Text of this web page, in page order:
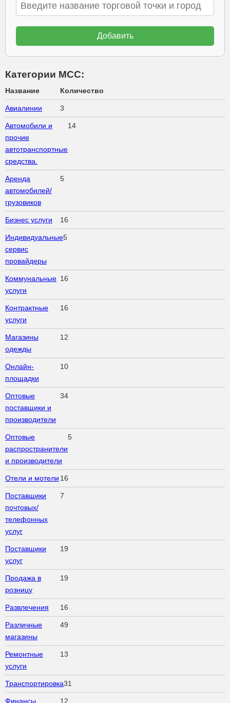
Категории МСС:
Название Количество
Авиалинии 3
Автомобили и
прочие
автотранспортные
средства.
14
Аренда
автомобилей/
грузовиков
5
Бизнес услуги 16
Индивидуальные
сервис
провайдеры
5
Коммунальные
услуги
16
Контрактные
услуги
16
Магазины
одежды
12
Онлайн-
площадки
10
Оптовые
поставщики и
производители
34
Оптовые
распространители
и производители
5
Отели и мотели 16
Поставщики
почтовых/
телефонных
услуг
7
Поставщики
услуг
19
Продажа в
розницу
19
Развлечения 16
Различные
магазины
49
Ремонтные
услуги
13
Транспортировка31
Финансы 12